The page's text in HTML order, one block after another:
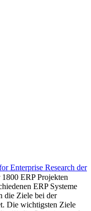
Enterprise Research der
ERP Projekten
ERP Systeme
die Ziele bei der
Die wichtigsten Ziele